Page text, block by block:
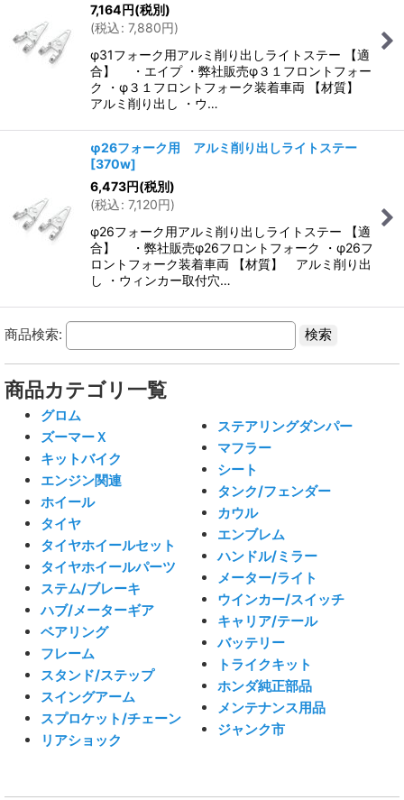
7,164円(税別)
(税込: 7,880円)
φ31フォーク用アルミ削り出しライトステー 【適
合】 ・エイプ ・弊社販売φ３１フロントフォー
ク ・φ３１フロントフォーク装着車両 【材質】
アルミ削り出し ・ウ…
φ26フォーク用 アルミ削り出しライトステー
[370w]
6,473円(税別)
(税込: 7,120円)
φ26フォーク用アルミ削り出しライトステー 【適
合】 ・弊社販売φ26フロントフォーク ・φ26フ
ロントフォーク装着車両 【材質】 アルミ削り出
し ・ウィンカー取付穴…
商品検索:
商品カテゴリ一覧
グロム
ズーマーＸ
キットバイク
エンジン関連
ホイール
タイヤ
タイヤホイールセット
タイヤホイールパーツ
ステム/ブレーキ
ハブ/メーターギア
ベアリング
フレーム
スタンド/ステップ
スイングアーム
スプロケット/チェーン
リアショック
ステアリングダンパー
マフラー
シート
タンク/フェンダー
カウル
エンブレム
ハンドル/ミラー
メーター/ライト
ウインカー/スイッチ
キャリア/テール
バッテリー
トライクキット
ホンダ純正部品
メンテナンス用品
ジャンク市